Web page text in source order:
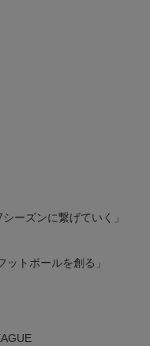
ーズンに繋げていく」
ットボールを創る」